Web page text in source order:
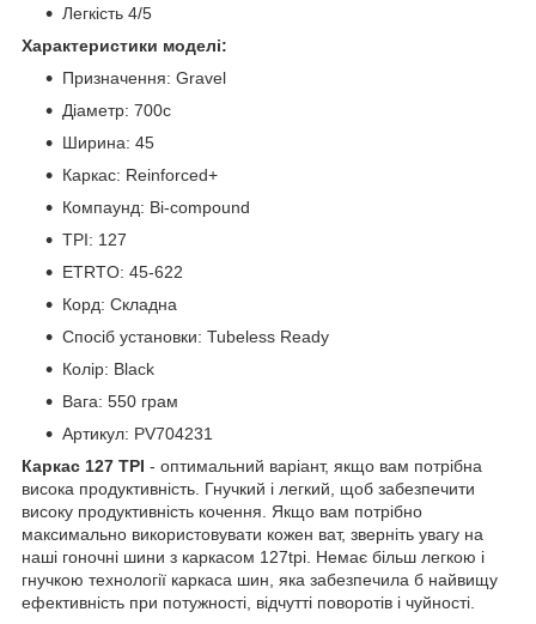
Легкість 4/5
Характеристики моделі:
Призначення: Gravel
Діаметр: 700c
Ширина: 45
Каркас: Reinforced+
Компаунд: Bi-compound
TPI: 127
ETRTO: 45-622
Корд: Складна
Спосіб установки: Tubeless Ready
Колір: Black
Вага: 550 грам
Артикул: PV704231
Каркас 127 TPI - оптимальний варіант, якщо вам потрібна
висока продуктивність. Гнучкий і легкий, щоб забезпечити
високу продуктивність кочення. Якщо вам потрібно
максимально використовувати кожен ват, зверніть увагу на
наші гоночні шини з каркасом 127tpi. Немає більш легкою і
гнучкою технології каркаса шин, яка забезпечила б найвищу
ефективність при потужності, відчутті поворотів і чуйності.